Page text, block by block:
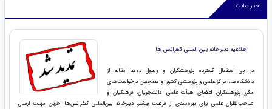
اخبار سایت
اطلاعیه دبیرخانه بین المللی کنفرانس ها
در پی استقبال گسترده پژوهشگران و وصول ده‌ها مقاله از
دانشگاه‌ها، مراکز علمی و پژوهشی کشور و همچنین درخواست‌های
مکرر پژوهشگران، اعضای هیأت علمی، دانشجویان، فرهنگیان و
صاحب‌نظران علمی برای بهره‌مندی از فرصت بیشتر، دبیرخانه بین‌المللی کنفرانس‌ها آخرین مهلت ارسال